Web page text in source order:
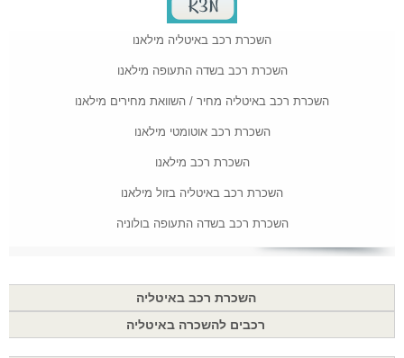
השכרת רכב באיטליה מילאנו
השכרת רכב בשדה התעופה מילאנו
השכרת רכב באיטליה מחיר / השוואת מחירים מילאנו
השכרת רכב אוטומטי מילאנו
השכרת רכב מילאנו
השכרת רכב באיטליה בזול מילאנו
השכרת רכב בשדה התעופה בולוניה
השכרת רכב באיטליה
רכבים להשכרה באיטליה